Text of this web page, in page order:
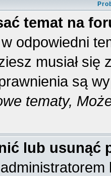
temat na
odpowiedni
musiał się
są
tematy,
lub usunąć